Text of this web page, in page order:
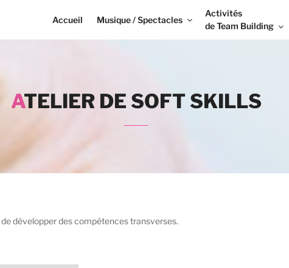
Accueil Musique / Spectacles
Activités
de Team Building
ATELIER DE SOFT SKILLS
développer des compétences transverses.